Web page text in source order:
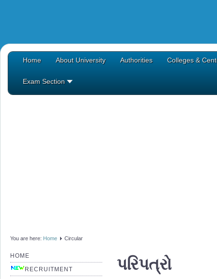
Home About University Authorities Colleges &
Exam Section
You are here: Home Circular
HOME
RECRUITMENT
પરિપત્રો